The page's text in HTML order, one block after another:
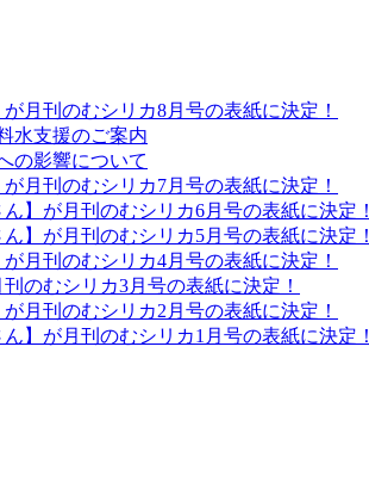
が月刊のむシリカ8月号の表紙に決定！
水支援のご案内
の影響について
が月刊のむシリカ7月号の表紙に決定！
ん】が月刊のむシリカ6月号の表紙に決定！
ん】が月刊のむシリカ5月号の表紙に決定！
が月刊のむシリカ4月号の表紙に決定！
刊のむシリカ3月号の表紙に決定！
が月刊のむシリカ2月号の表紙に決定！
ん】が月刊のむシリカ1月号の表紙に決定！